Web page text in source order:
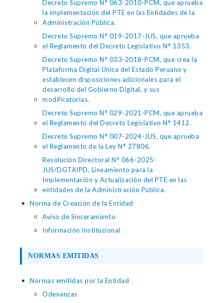
Decreto Supremo N° 063-2010-PCM, que aprueba
la implementación del PTE en las Entidades de la
Administración Pública.
Decreto Supremo N° 019-2017-JUS, que aprueba
el Reglamento del Decreto Legislativo N° 1353.
Decreto Supremo N° 033-2018-PCM, que crea la
Plataforma Digital Única del Estado Peruano y
establecen disposiciones adicionales para el
desarrollo del Gobierno Digital, y sus
modificatorias.
Decreto Supremo N° 029-2021-PCM, que aprueba
el Reglamento del Decreto Legislativo N° 1412.
Decreto Supremo N° 007-2024-JUS, que aprueba
el Reglamento de la Ley N° 27806.
Resolución Directoral N° 066-2025-
JUS/DGTAIPD, Lineamiento para la
Implementación y Actualización del PTE en las
entidades de la Administración Pública.
Norma de Creación de la Entidad
Aviso de Sinceramiento
Información Institucional
NORMAS EMITIDAS
Normas emitidas por la Entidad
Odenanzas